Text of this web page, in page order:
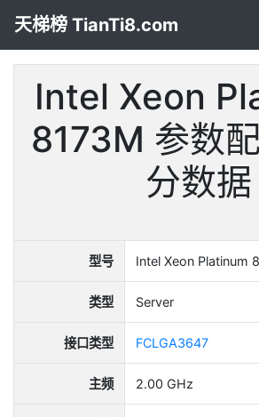
天梯榜 TianTi8.com
Intel Xeon
8173M 参数
分数据
型号 Intel Xeon Platinum
类型 Server
接口类型 FCLGA3647
主频 2.00 GHz